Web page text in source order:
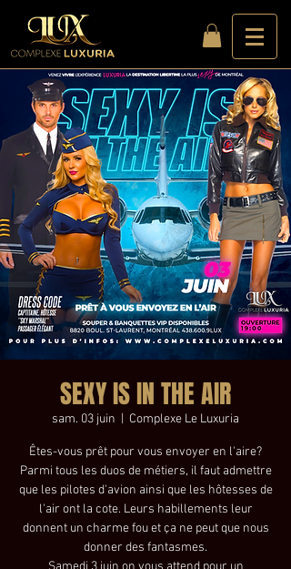
SEXY IS IN THE AIR
sam. 03 juin Complexe Le Luxuria
Êtes-vous prêt pour vous envoyer en l'aire?
Parmi tous les duos de métiers, il faut admettre
que les pilotes d'avion ainsi que les hôtesses de
l'air ont la cote. Leurs habillements leur
donnent un charme fou et ça ne peut que nous
donner des fantasmes.